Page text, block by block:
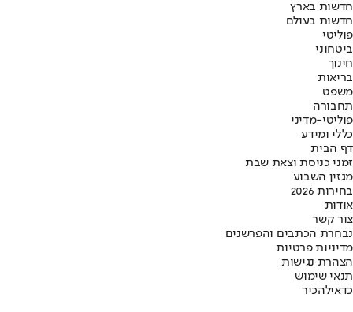
חדשות בארץ
חדשות בעולם
פוליטי
ביטחוני
חינוך
בריאות
משפט
תחבורה
פוליטי-מדיני
כללי ומידע
דף הבית
זמני כניסת וצאת שבת
מגזין השבוע
בחירות 2026
אודות
צור קשר
נבחרת הכתבים והפרשנים
מדיניות פרטיות
הצהרת נגישות
תנאי שימוש
כדאילהכיר